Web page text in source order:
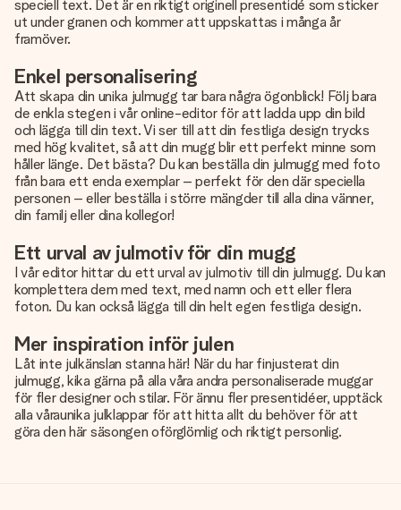
speciell text. Det är en riktigt originell presentidé som sticker
ut under granen och kommer att uppskattas i många år
framöver.
Enkel personalisering
Att skapa din unika julmugg tar bara några ögonblick! Följ bara
de enkla stegen i vår online-editor för att ladda upp din bild
och lägga till din text. Vi ser till att din festliga design trycks
med hög kvalitet, så att din mugg blir ett perfekt minne som
håller länge. Det bästa? Du kan beställa din julmugg med foto
från bara ett enda exemplar – perfekt för den där speciella
personen – eller beställa i större mängder till alla dina vänner,
din familj eller dina kollegor!
Ett urval av julmotiv för din mugg
I vår editor hittar du ett urval av julmotiv till din julmugg. Du kan
komplettera dem med text, med namn och ett eller flera
foton. Du kan också lägga till din helt egen festliga design.
Mer inspiration inför julen
Låt inte julkänslan stanna här! När du har finjusterat din
julmugg, kika gärna på alla våra andra personaliserade muggar
för fler designer och stilar. För ännu fler presentidéer, upptäck
alla våraunika julklappar för att hitta allt du behöver för att
göra den här säsongen oförglömlig och riktigt personlig.